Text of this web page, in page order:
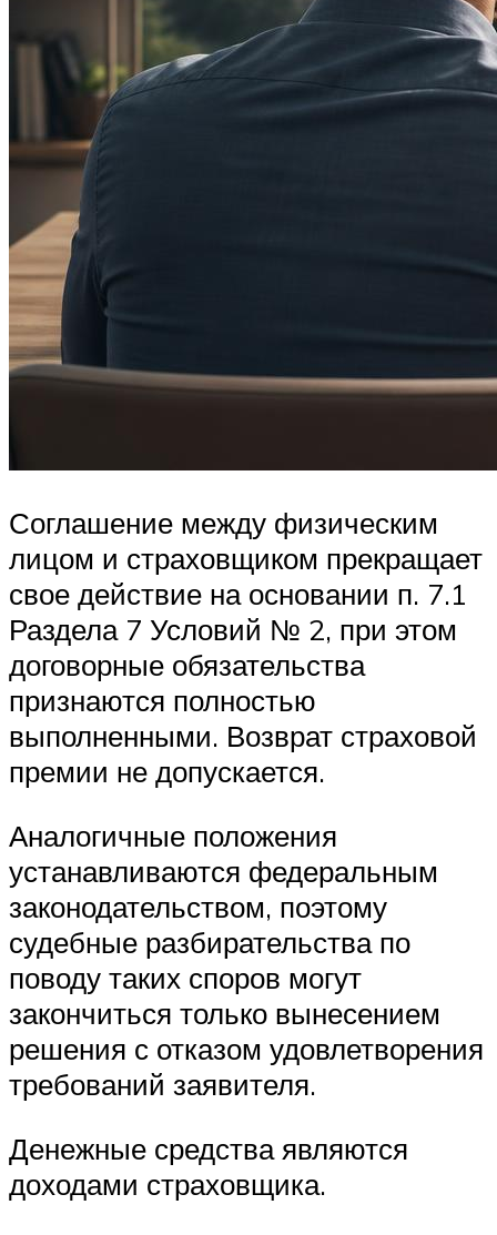
Соглашение между физическим
лицом и страховщиком прекращает
свое действие на основании п. 7.1
Раздела 7 Условий № 2, при этом
договорные обязательства
признаются полностью
выполненными. Возврат страховой
премии не допускается.
Аналогичные положения
устанавливаются федеральным
законодательством, поэтому
судебные разбирательства по
поводу таких споров могут
закончиться только вынесением
решения с отказом удовлетворения
требований заявителя.
Денежные средства являются
доходами страховщика.